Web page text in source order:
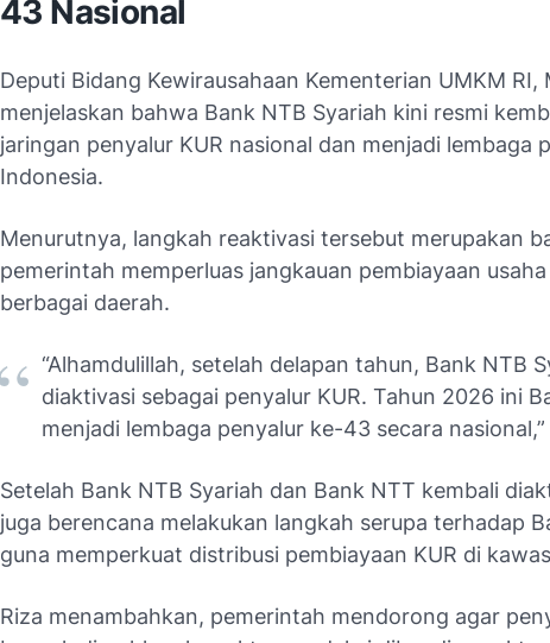
43 Nasional
Deputi Bidang Kewirausahaan Kementerian UMKM RI,
menjelaskan bahwa Bank NTB Syariah kini resmi
jaringan penyalur KUR nasional dan menjadi lembaga
Indonesia.
Menurutnya, langkah reaktivasi tersebut merupakan
pemerintah memperluas jangkauan pembiayaan
berbagai daerah.
“Alhamdulillah, setelah delapan tahun, Bank NTB
diaktivasi sebagai penyalur KUR. Tahun 2026 ini
menjadi lembaga penyalur ke-43 secara
Setelah Bank NTB Syariah dan Bank NTT kembali
juga berencana melakukan langkah serupa terhadap
guna memperkuat distribusi pembiayaan KUR di
Riza menambahkan, pemerintah mendorong agar